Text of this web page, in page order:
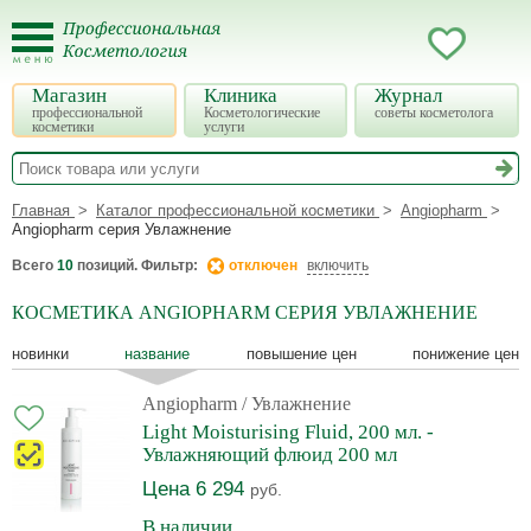
Магазин
профессиональной
косметики
Клиника
Косметологические
услуги
Журнал
советы косметолога
Главная Каталог профессиональной косметики
Angiopharm
Angiopharm серия Увлажнение
Всего 10 позиций. Фильтр: отключен включить
КОСМЕТИКА ANGIOPHARM СЕРИЯ УВЛАЖНЕНИЕ
новинки название повышение цен понижение цен
Angiopharm / Увлажнение
Light Moisturising Fluid, 200 мл. -
Увлажняющий флюид 200 мл
Цена 6 294 руб.